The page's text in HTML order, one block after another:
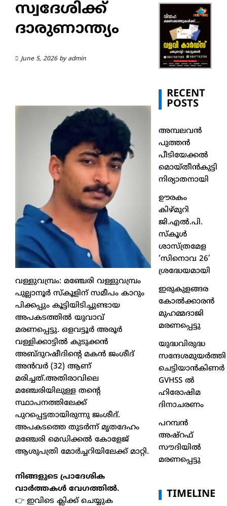
സ്വദേശിക്ക്
ദാരുണാന്ത്യം
June 5, 2026by admin
വള്ളുവമ്പ്രം: മഞ്ചേരി വള്ളുവമ്പ്രം
പുല്ലാനൂർ സ്കൂളിന് സമീപം കാറും
പിക്കപ്പും കൂട്ടിയിടിച്ചുണ്ടായ
അപകടത്തിൽ യുവാവ്
മരണപ്പെട്ടു. ഒളവട്ടൂർ അരൂർ
വള്ളിക്കാട്ടിൽ കുടുക്കൻ
അബ്ദുറഷീദിന്റെ മകൻ ജംശീദ്
അൻവർ (32) ആണ്
മരിച്ചത്.അതിരാവിലെ
മഞ്ചേരിയിലുള്ള തന്റെ
സ്ഥാപനത്തിലേക്ക്
പുറപ്പെട്ടതായിരുന്നു ജംശീദ്.
അപകടത്തെ തുടർന്ന് മൃതദേഹം
മഞ്ചേരി മെഡിക്കൽ കോളേജ്
ആശുപത്രി മോർച്ചറിയിലേക്ക് മാറ്റി.
നിങ്ങളുടെ പ്രാദേശിക
വാർത്തകൾ വേഗത്തിൽ.
👉 ഇവിടെ ക്ലിക്ക് ചെയ്യുക
RECENT
POSTS
അമ്പലവൻ
പുത്തൻ
പീടിയേക്കൽ
മൊയ്തീൻകുട്ടി
നിര്യാതനായി
ഊരകം
കിഴ്മുറി
ജി.എൽ.പി.
സ്കൂൾ
ശാസ്ത്രമേള
‘സിനൊവ 26’
ശ്രദ്ധേയമായി
ഇരുകുളങ്ങര
കോൽക്കാരൻ
മുഹമ്മദാജി
മരണപ്പെട്ടു
യുദ്ധവിരുദ്ധ
സന്ദേശമുയർത്തി
ചെട്ടിയാൻകിണർ
GVHSS ൽ
ഹിരോഷിമ
ദിനാചരണം
പറമ്പൻ
അഷ്‌റഫ്
സൗദിയിൽ
മരണപ്പെട്ടു
TIMELINE